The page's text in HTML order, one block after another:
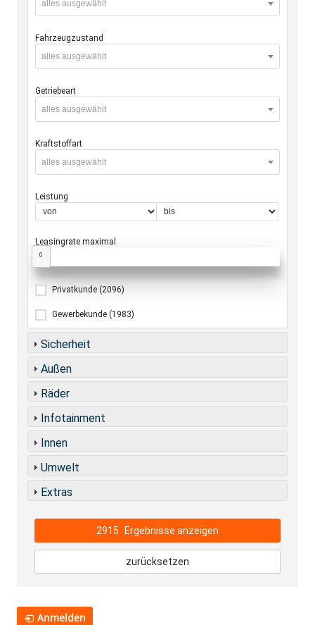
alles ausgewählt
Fahrzeugzustand
alles ausgewählt
Getriebeart
alles ausgewählt
Kraftstoffart
alles ausgewählt
Leistung
Leasingrate maximal
0
Privatkunde (2096)
Gewerbekunde (1983)
Sicherheit
Außen
Räder
Infotainment
Innen
Umwelt
Extras
2915 Ergebnisse anzeigen
zurücksetzen
Anmelden